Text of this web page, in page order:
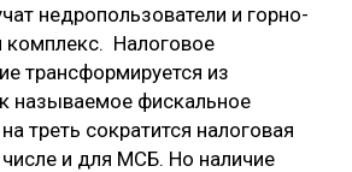
недропользователи и горно-
комплекс. Налоговое
трансформируется из
называемое фискальное
треть сократится налоговая
числе и для МСБ. Но наличие